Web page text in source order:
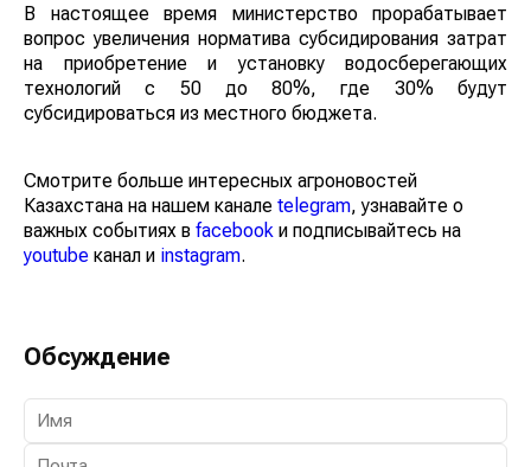
В настоящее время министерство прорабатывает
вопрос увеличения норматива субсидирования затрат
на приобретение и установку водосберегающих
технологий с 50 до 80%, где 30% будут
субсидироваться из местного бюджета.
Смотрите больше интересных агроновостей
Казахстана на нашем канале telegram, узнавайте о
важных событиях в facebook и подписывайтесь на
youtube канал и instagram.
Обсуждение